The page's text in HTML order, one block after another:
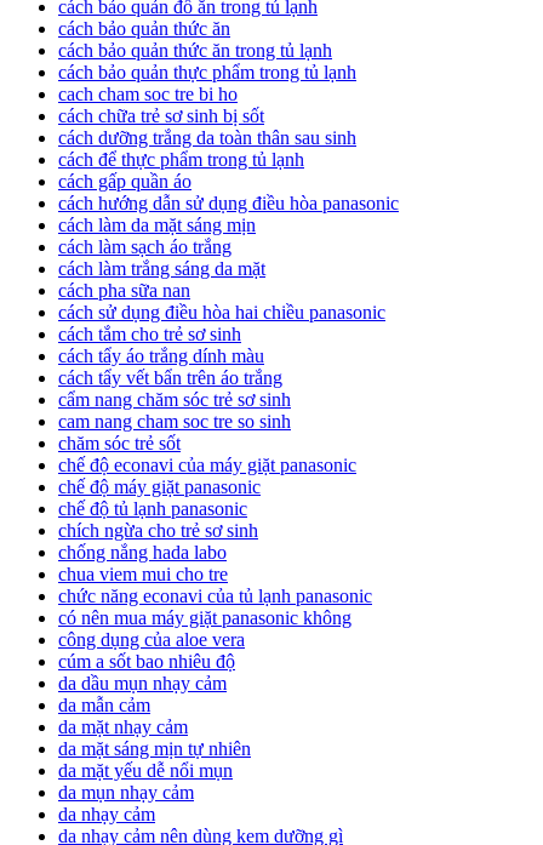
cách bảo quản đồ ăn trong tủ lạnh
cách bảo quản thức ăn
cách bảo quản thức ăn trong tủ lạnh
cách bảo quản thực phẩm trong tủ lạnh
cach cham soc tre bi ho
cách chữa trẻ sơ sinh bị sốt
cách dưỡng trắng da toàn thân sau sinh
cách để thực phẩm trong tủ lạnh
cách gấp quần áo
cách hướng dẫn sử dụng điều hòa panasonic
cách làm da mặt sáng mịn
cách làm sạch áo trắng
cách làm trắng sáng da mặt
cách pha sữa nan
cách sử dụng điều hòa hai chiều panasonic
cách tắm cho trẻ sơ sinh
cách tẩy áo trắng dính màu
cách tẩy vết bẩn trên áo trắng
cẩm nang chăm sóc trẻ sơ sinh
cam nang cham soc tre so sinh
chăm sóc trẻ sốt
chế độ econavi của máy giặt panasonic
chế độ máy giặt panasonic
chế độ tủ lạnh panasonic
chích ngừa cho trẻ sơ sinh
chống nắng hada labo
chua viem mui cho tre
chức năng econavi của tủ lạnh panasonic
có nên mua máy giặt panasonic không
công dụng của aloe vera
cúm a sốt bao nhiêu độ
da dầu mụn nhạy cảm
da mẫn cảm
da mặt nhạy cảm
da mặt sáng mịn tự nhiên
da mặt yếu dễ nổi mụn
da mụn nhạy cảm
da nhạy cảm
da nhạy cảm nên dùng kem dưỡng gì